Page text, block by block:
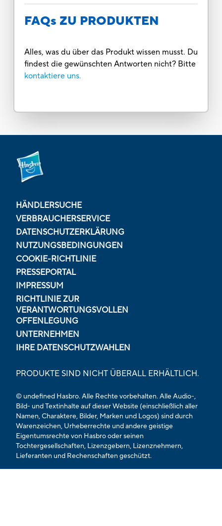
FAQs ZU PRODUKTEN
Alles, was du über das Produkt wissen musst. Du
findest die gewünschten Antworten nicht? Bitte
kontaktiere uns.
HÄNDLERSUCHE
VERBRAUCHERSERVICE
DATENSCHUTZERKLÄRUNG
NUTZUNGSBEDINGUNGEN
COOKIE-RICHTLINIE
PRESSEPORTAL
IMPRESSUM
RICHTLINIE ZUR
VERANTWORTUNGSVOLLEN
OFFENLEGUNG
UNTERNEHMEN
IHRE DATENSCHUTZWAHLEN
PRODUKTE SIND NICHT ÜBERALL ERHÄLTLICH.
© undefined Hasbro. Alle Rechte vorbehalten. Alle Audio-,
Bild- und Textinhalte auf dieser Website (einschließlich aller
Namen, Charaktere, Bilder, Marken und Logos) sind durch
Warenzeichen, Urheberrechte und andere geistige
Eigentumsrechte von Hasbro oder seinen
Tochtergesellschaften, Lizenzgebern, Lizenznehmern,
Lieferanten und Rechenschaften geschützt.